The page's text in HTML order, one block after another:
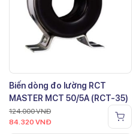
Biến dòng đo lường RCT
MASTER MCT 50/5A (RCT-35)
124.000VNĐ
84.320 VNĐ